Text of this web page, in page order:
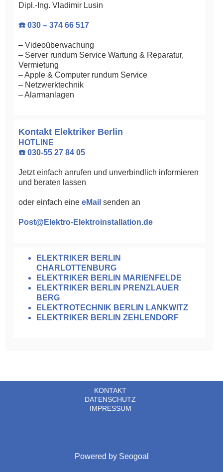
Dipl.-Ing. Vladimir Lusin
☎️ 030 – 374 66 517
– Videoüberwachung
– Server rundum Service Wartung & Reparatur,
Vermietung
– Apple & Computer rundum Service
– Netzwerktechnik
– Alarmanlagen
Kontakt Elektriker Berlin
HOTLINE
☎️ 030-55 27 84 05
Jetzt einfach anrufen und unverbindlich informieren
und beraten lassen
oder einfach eine eMail senden an
Post@Elektro-Elektroinstallation.de
ELEKTRIKER BERLIN
CHARLOTTENBURG
ELEKTRIKER BERLIN MARIENFELDE
ELEKTRIKER BERLIN PRENZLAUER
BERG
ELEKTROTECHNIK BERLIN LANKWITZ
ELEKTRIKER BERLIN ZEHLENDORF
KONTAKT
DATENSCHUTZ
IMPRESSUM
Powered by Seogoal